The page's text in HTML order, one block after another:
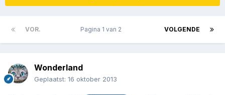
VOR. VOLGENDE
Pagina 1 van 2
Wonderland
Geplaatst: 16 oktober 2013